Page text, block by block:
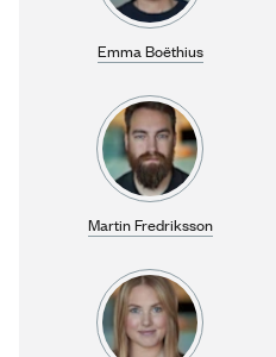
Emma Boëthius
Martin Fredriksson